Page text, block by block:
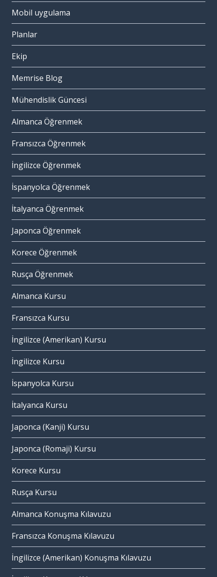
Mobil uygulama
Planlar
Ekip
Memrise Blog
Mühendislik Güncesi
Almanca Öğrenmek
Fransızca Öğrenmek
İngilizce Öğrenmek
İspanyolca Öğrenmek
İtalyanca Öğrenmek
Japonca Öğrenmek
Korece Öğrenmek
Rusça Öğrenmek
Almanca Kursu
Fransızca Kursu
İngilizce (Amerikan) Kursu
İngilizce Kursu
İspanyolca Kursu
İtalyanca Kursu
Japonca (Kanji) Kursu
Japonca (Romaji) Kursu
Korece Kursu
Rusça Kursu
Almanca Konuşma Kılavuzu
Fransızca Konuşma Kılavuzu
İngilizce (Amerikan) Konuşma Kılavuzu